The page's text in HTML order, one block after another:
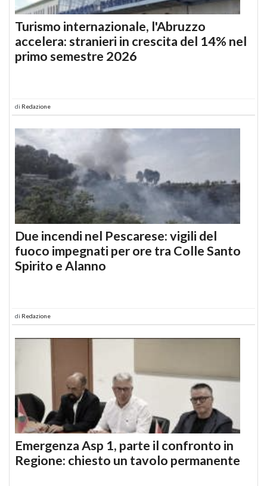
Turismo internazionale, l'Abruzzo
accelera: stranieri in crescita del 14% nel
primo semestre 2026
di Redazione
Due incendi nel Pescarese: vigili del
fuoco impegnati per ore tra Colle Santo
Spirito e Alanno
di Redazione
Emergenza Asp 1, parte il confronto in
Regione: chiesto un tavolo permanente